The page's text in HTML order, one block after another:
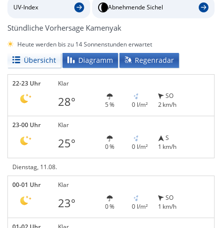
UV-Index Abnehmende Sichel
Stündliche Vorhersage Kamenyak
Heute werden bis zu 14 Sonnenstunden erwartet
Übersicht Diagramm Regenradar
22-23 Uhr Klar
28° 5 % 0 l/m²
SO
2 km/h
23-00 Uhr Klar
25° 0 % 0 l/m²
S
1 km/h
Dienstag, 11.08.
00-01 Uhr Klar
23° 0 % 0 l/m²
SO
1 km/h